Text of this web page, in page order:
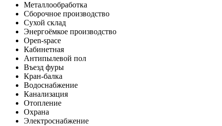
Металлообработка
Сборочное производство
Сухой склад
Энергоёмкое производство
Open-space
Кабинетная
Антипылевой пол
Въезд фуры
Кран-балка
Водоснабжение
Канализация
Отопление
Охрана
Электроснабжение